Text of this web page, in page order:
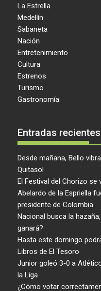
La Estrella
Medellín
Sabaneta
Nación
Entretenimiento
Cultura
Estrenos
Turismo
Gastronomía
Entradas recientes
Desde mañana, Bello
Quitasol
El Festival del Chorizo se
Abelardo de la Espriella
presidente de Colombia
Nacional busca la
ganará?
Hasta este domingo
Libros de El Tesoro
Junior goleó 3-0 a
la Liga
¿Cómo votar